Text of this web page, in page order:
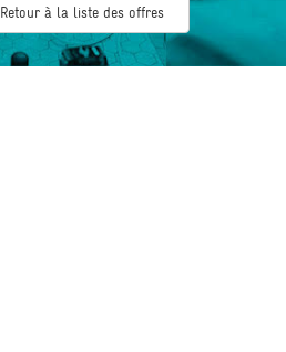
Retour à la liste des offres